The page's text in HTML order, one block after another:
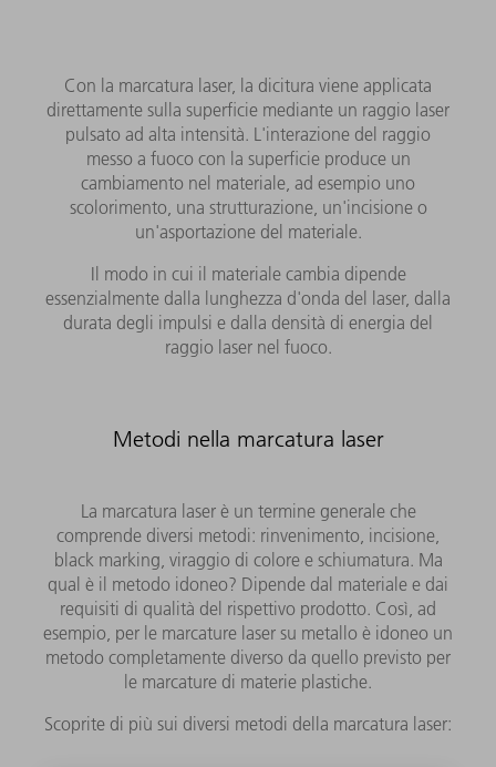
Con la marcatura laser, la dicitura viene applicata
direttamente sulla superficie mediante un raggio laser
pulsato ad alta intensità. L'interazione del raggio
messo a fuoco con la superficie produce un
cambiamento nel materiale, ad esempio uno
scolorimento, una strutturazione, un'incisione o
un'asportazione del materiale.
Il modo in cui il materiale cambia dipende
essenzialmente dalla lunghezza d'onda del laser, dalla
durata degli impulsi e dalla densità di energia del
raggio laser nel fuoco.
Metodi nella marcatura laser
La marcatura laser è un termine generale che
comprende diversi metodi: rinvenimento, incisione,
black marking, viraggio di colore e schiumatura. Ma
qual è il metodo idoneo? Dipende dal materiale e dai
requisiti di qualità del rispettivo prodotto. Così, ad
esempio, per le marcature laser su metallo è idoneo un
metodo completamente diverso da quello previsto per
le marcature di materie plastiche.
Scoprite di più sui diversi metodi della marcatura laser: